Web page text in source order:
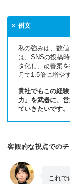
例文
私の強みは、数
は、SNSの投稿
タ化し、改善案
月で1.5倍に増や
貴社でもこの経
力」を武器に、
ていきたいです。
客観的な視点での
これ